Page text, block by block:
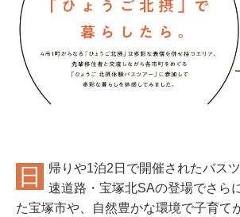
日
帰りや1泊2日で開催されたバス
速道路・宝塚北SAの登場でさら
た宝塚市や、自然豊かな環境で子育て